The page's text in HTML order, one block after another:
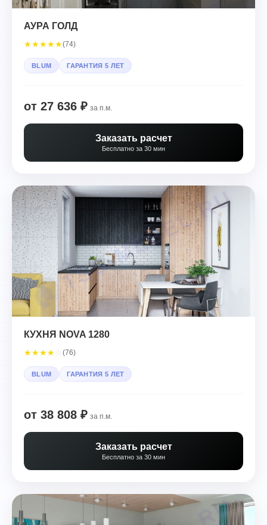
АУРА ГОЛД
★★★★★(74)
BLUM ГАРАНТИЯ 5 ЛЕТ
от 27 636 ₽ за п.м.
Заказать расчет
Бесплатно за 30 мин
КУХНЯ NOVA 1280
★★★★ (76)
BLUM ГАРАНТИЯ 5 ЛЕТ
от 38 808 ₽ за п.м.
Заказать расчет
Бесплатно за 30 мин